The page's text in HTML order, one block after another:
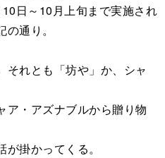
日～10月上旬まで実施され
通り。
それとも「坊や」か、シャ
ア・アズナブルから贈り物
掛かってくる。